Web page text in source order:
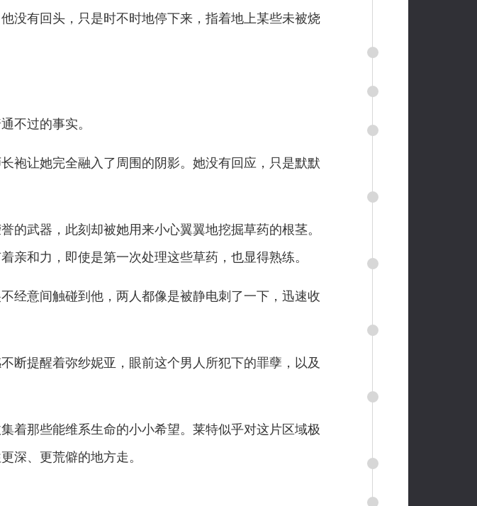
没有回头，只是时不时地停下来，指着地上某些未被烧
过的事实。
让她完全融入了周围的阴影。她没有回应，只是默默
武器，此刻却被她用来小心翼翼地挖掘草药的根茎。
和力，即使是第一次处理这些草药，也显得熟练。
意间触碰到他，两人都像是被静电刺了一下，迅速收
提醒着弥纱妮亚，眼前这个男人所犯下的罪孽，以及
那些能维系生命的小小希望。莱特似乎对这片区域极
深、更荒僻的地方走。